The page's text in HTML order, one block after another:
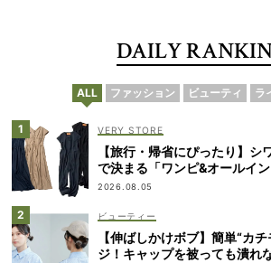
DAILY
ALL ファッション ビューティ ラ
VERY STORE
【旅行・帰省にぴったり】シ
で決まる「ワンピ&オールイ
2026.08.05
ビューティー
【伸ばしかけボブ】簡単“カ
ジ！キャップを被っても潰れ